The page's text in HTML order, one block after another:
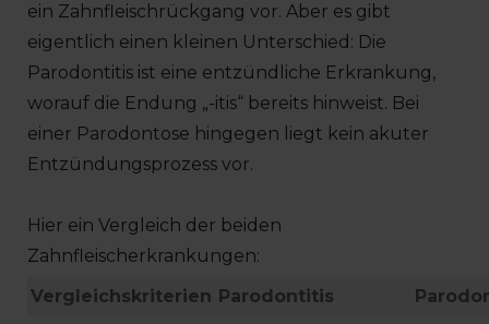
ein Zahnfleischrückgang vor. Aber es gibt
eigentlich einen kleinen Unterschied: Die
Parodontitis ist eine entzündliche Erkrankung,
worauf die Endung „-itis“ bereits hinweist. Bei
einer Parodontose hingegen liegt kein akuter
Entzündungsprozess vor.
Hier ein Vergleich der beiden
Zahnfleischerkrankungen:
Vergleichskriterien Parodontitis